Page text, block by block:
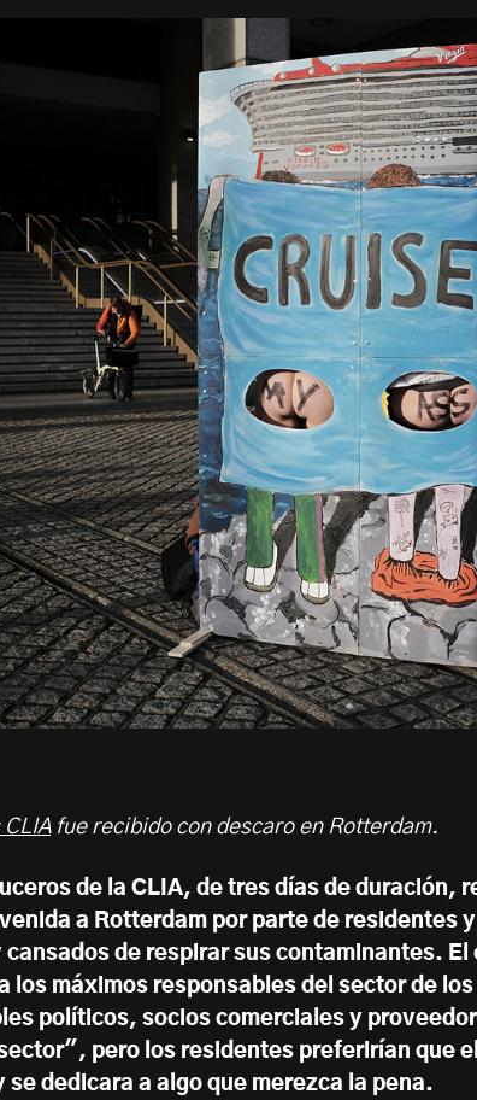
fue recibido con descaro en Rotterdam.
de la CLIA, de tres días de duración,
a Rotterdam por parte de residentes y
de respirar sus contaminantes. El
los máximos responsables del sector de los
políticos, socios comerciales y
pero los residentes preferirían que
se dedicara a algo que merezca la pena.